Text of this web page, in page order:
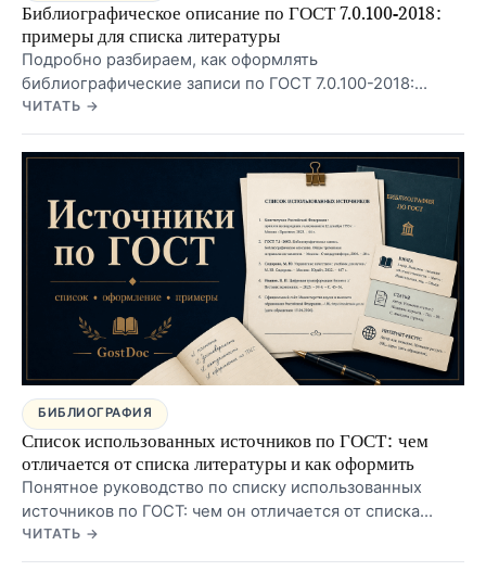
Библиографическое описание по ГОСТ 7.0.100-2018:
примеры для списка литературы
Подробно разбираем, как оформлять
библиографические записи по ГОСТ 7.0.100-2018:
книги, журнальные статьи, сайты, диссертации и
нормативные документы без путаницы со ссылками в
тексте.
ЧИТАТЬ →
БИБЛИОГРАФИЯ
Список использованных источников по ГОСТ: чем
отличается от списка литературы и как оформить
Понятное руководство по списку использованных
источников по ГОСТ: чем он отличается от списка
литературы, какой заголовок безопаснее для
курсовой, диплома и ВКР, как располагать записи, как
ЧИТАТЬ →